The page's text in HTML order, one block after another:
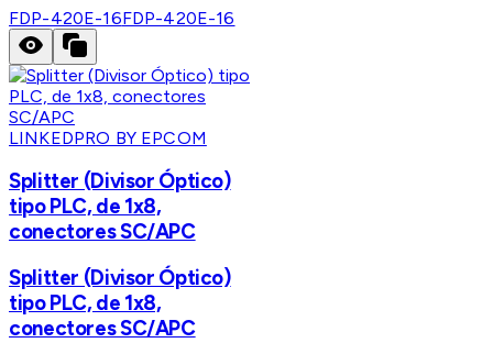
FDP-420E-16FDP-420E-16
LINKEDPRO BY EPCOM
Splitter (Divisor Óptico)
tipo PLC, de 1x8,
conectores SC/APC
Splitter (Divisor Óptico)
tipo PLC, de 1x8,
conectores SC/APC